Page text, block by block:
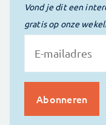
Vond je dit een
gratis op onze